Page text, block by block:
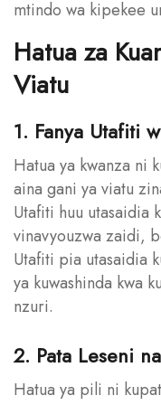
mtindo wa kipekee
Hatua za
Viatu
1. Fanya Utafiti
Hatua ya kwanza ni
aina gani ya viatu
Utafiti huu utasaidia
vinavyouzwa zaidi,
Utafiti pia utasaidia
ya kuwashinda kwa
nzuri.
2. Pata Leseni
Hatua ya pili ni